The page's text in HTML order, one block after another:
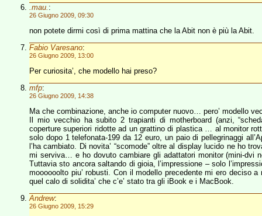
.mau. :
26 Giugno 2009, 09:30
non potete dirmi così di prima mattina che la Abit non è più la Abit.
Fabio Varesano:
26 Giugno 2009, 13:00
Per curiosita’, che modello hai preso?
mfp:
26 Giugno 2009, 14:38
Ma che combinazione, anche io computer nuovo… pero’ modello
Il mio vecchio ha subito 2 trapianti di motherboard (anzi,
coperture superiori ridotte ad un grattino di plastica … al monitor
solo dopo 1 telefonata-199 da 12 euro, un paio di pellegrinaggi
l’ha cambiato. Di novita’ “scomode” oltre al display lucido ne ho
mi serviva… e ho dovuto cambiare gli adattatori monitor (mini-dvi
Tuttavia sto ancora saltando di gioia, l’impressione – solo
moooooolto piu’ robusti. Con il modello precedente mi ero deciso
quel calo di solidita’ che c’e’ stato tra gli iBook e i MacBook.
Andrew:
26 Giugno 2009, 15:29